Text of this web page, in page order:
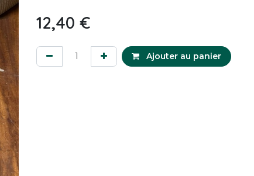
12,40 €
Ajouter au panier